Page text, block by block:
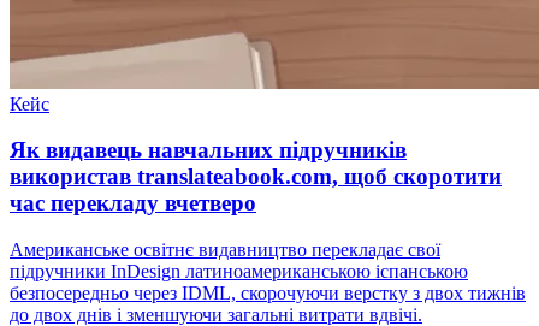
Кейс
Як видавець навчальних підручників
використав translateabook.com, щоб скоротити
час перекладу вчетверо
Американське освітнє видавництво перекладає свої
підручники InDesign латиноамериканською іспанською
безпосередньо через IDML, скорочуючи верстку з двох тижнів
до двох днів і зменшуючи загальні витрати вдвічі.